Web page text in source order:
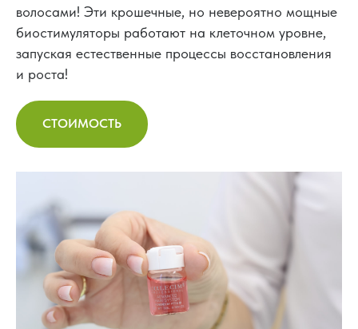
волосами! Эти крошечные, но невероятно мощные
биостимуляторы работают на клеточном уровне,
запуская естественные процессы восстановления
и роста!
СТОИМОСТЬ